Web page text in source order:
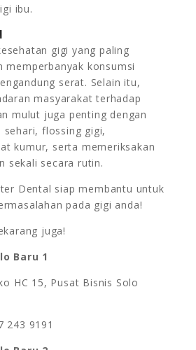
ibu.
gigi yang paling
memperbanyak konsumsi
serat. Selain itu,
masyarakat terhadap
mulut juga penting dengan
flossing gigi,
kumur, serta memeriksakan
sekali secara rutin.
Dental siap membantu untuk
pada gigi anda!
juga!
Baru 1
HC 15, Pusat Bisnis Solo
243 9191